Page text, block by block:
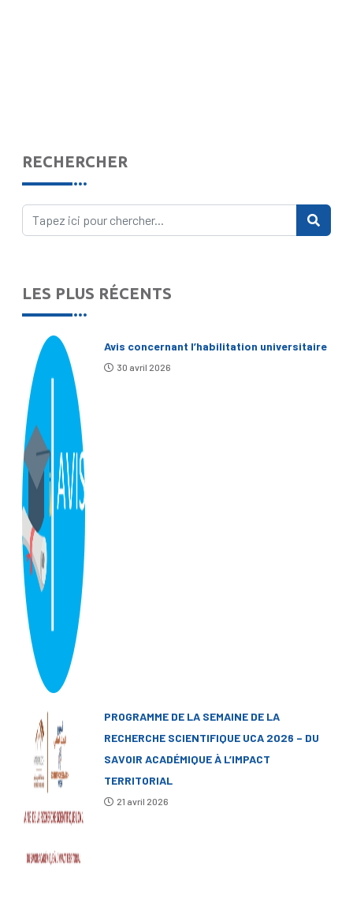
RECHERCHER
LES PLUS RÉCENTS
Avis concernant l’habilitation universitaire
30 avril 2026
PROGRAMME DE LA SEMAINE DE LA
RECHERCHE SCIENTIFIQUE UCA 2026 – DU
SAVOIR ACADÉMIQUE À L’IMPACT
TERRITORIAL
21 avril 2026